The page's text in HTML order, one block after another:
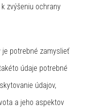
zvýšeniu ochrany
potrebné zamyslieť
údaje potrebné
údajov,
a jeho aspektov